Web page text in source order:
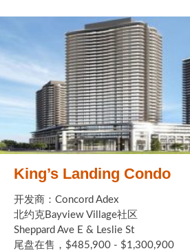
King’s Landing Condo
开发商：Concord Adex
北约克Bayview Village社区
Sheppard Ave E & Leslie St
尾盘在售，$485,900 - $1,300,900